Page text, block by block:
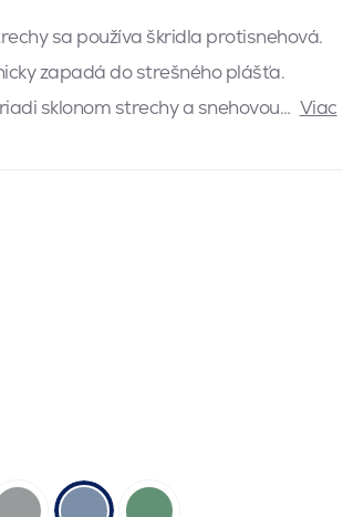
sa používa škridla protisnehová.
zapadá do strešného plášťa.
sklonom strechy a snehovou… Viac